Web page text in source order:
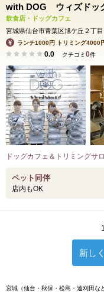
with DOG ウィズドッ
飲食店・ドッグカフェ
宮城県仙台市青葉区旭ケ丘２丁
ランチ1000円 トリミング4000
0.0 クチコミ 0件
ドッグカフェ＆トリミングサ
ペット同伴
店内もOK
新し
宮城（仙台・秋保・松島・遠刈田な